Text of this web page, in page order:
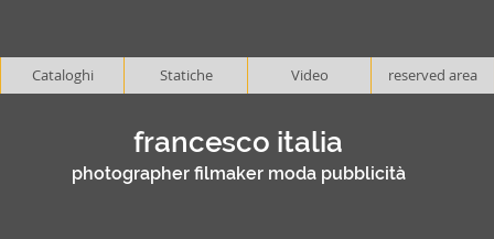
Cataloghi Statiche Video reserved area
francesco italia
photographer filmaker moda pubblicità